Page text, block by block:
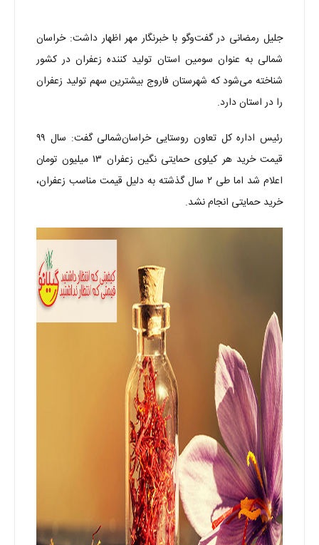
جلیل رمضانی در گفت‌وگو با خبرنگار مهر اظهار داشت: خراسان
شمالی به عنوان سومین استان تولید کننده زعفران در کشور
شناخته می‌شود که شهرستان فاروج بیشترین سهم تولید زعفران
را در استان دارد.
رئیس اداره کل تعاون روستایی خراسان‌شمالی گفت: سال ۹۹
قیمت خرید هر کیلوی حمایتی نگین زعفران ۱۳ میلیون تومان
اعلام شد اما طی ۲ سال گذشته به دلیل قیمت مناسب زعفران،
خرید حمایتی انجام نشد.